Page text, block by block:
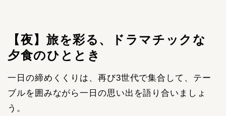
【夜】旅を彩る、ドラマチックな
夕食のひととき
一日の締めくくりは、再び3世代で集合して、テー
ブルを囲みながら一日の思い出を語り合いましょ
う。